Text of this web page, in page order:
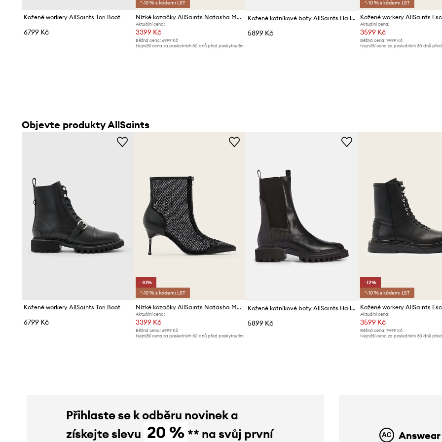
Kožené workery AllSaints Tori Boot
6799 Kč
*-10 % s kódem: LST
Nízké kozačky AllSaints Natasha Mesh Boot
Aktuální cena:
3399 Kč
Běžná cena:6999 Kč
Nejnižší cena za posledních 30 dnů před poskytnutím
Kožené kotníkové boty AllSaints Hallie Boot
5899 Kč
*-10 % s kódem: LST
Aktuální cena:
3599 Kč
Běžná cena: 7499 Kč
Nejnižší cena za posledních 30 dnů
Objevte produkty AllSaints
Kožené workery AllSaints Tori Boot
6799 Kč
-10%
*-10 % s kódem: LST
Nízké kozačky AllSaints Natasha Mesh Boot
Aktuální cena:
3399 Kč
Běžná cena:6999 Kč
Nejnižší cena za posledních 30 dnů před poskytnutím
Kožené kotníkové boty AllSaints Hallie Boot
5899 Kč
-12%
*-10 % s kódem: LST
Aktuální cena:
3599 Kč
Běžná cena: 7499 Kč
Nejnižší cena za posledních 30 dnů
Přihlaste se k odběru novinek a
získejte slevu 20 % ** na svůj první